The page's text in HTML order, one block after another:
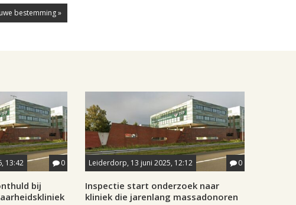
bestemming »
13:42 0
bij
Leiderdorp, 13 juni 2025, 12:12 0
Inspectie start onderzoek naar
kliniek die jarenlang massadonoren